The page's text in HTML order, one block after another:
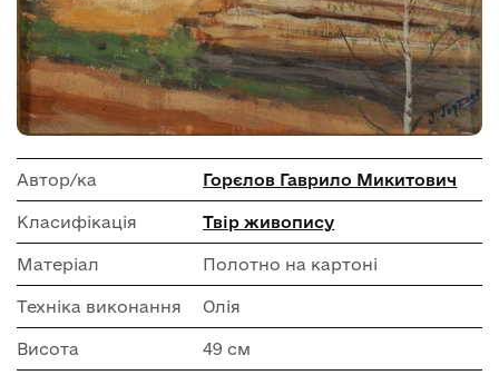
Автор/ка Горєлов Гаврило Микитович
Класифікація Твір живопису
Матеріал Полотно на картоні
Техніка виконання Олія
Висота 49 см